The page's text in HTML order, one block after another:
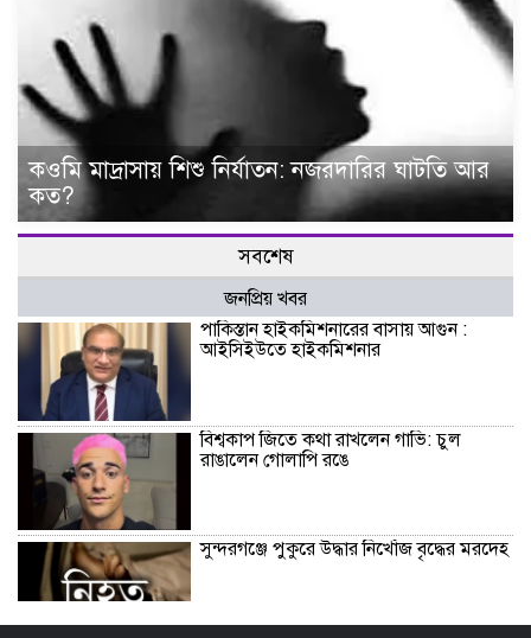
কওমি মাদ্রাসায় শিশু নির্যাতন: নজরদারির ঘাটতি আর
কত?
সবশেষ
জনপ্রিয় খবর
পাকিস্তান হাইকমিশনারের বাসায় আগুন :
আইসিইউতে হাইকমিশনার
বিশ্বকাপ জিতে কথা রাখলেন গাভি: চুল
রাঙালেন গোলাপি রঙে
সুন্দরগঞ্জে পুকুরে উদ্ধার নিখোঁজ বৃদ্ধের মরদেহ